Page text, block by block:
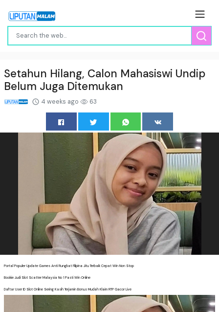
Setahun Hilang, Calon Mahasiswi Undip
Belum Juga Ditemukan
4 weeks ago 63
Portal Populer Update Games Anti Rungkat Filipina Jitu Terbaik Cepat Win Non Stop
Bookie Judi Slot Scatter Malaysia No 1 Pasti Win Online
Daftar User ID Slot Online Sering Kasih Terjamin Bonus Mudah Klaim RTP Gacor Live